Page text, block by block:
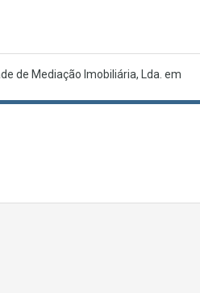
de Mediação Imobiliária, Lda. em